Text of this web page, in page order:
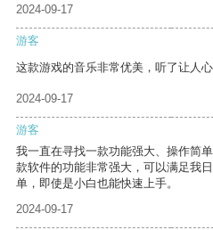
2024-09-17
游客
这款游戏的音乐非常优美，听了让人心
2024-09-17
游客
我一直在寻找一款功能强大、操作简
款软件的功能非常强大，可以满足我
单，即使是小白也能快速上手。
2024-09-17